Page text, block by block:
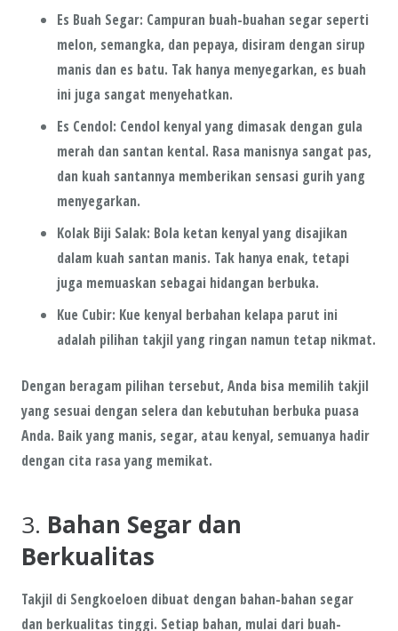
Es Buah Segar: Campuran buah-buahan segar seperti
melon, semangka, dan pepaya, disiram dengan sirup
manis dan es batu. Tak hanya menyegarkan, es buah
ini juga sangat menyehatkan.
Es Cendol: Cendol kenyal yang dimasak dengan gula
merah dan santan kental. Rasa manisnya sangat pas,
dan kuah santannya memberikan sensasi gurih yang
menyegarkan.
Kolak Biji Salak: Bola ketan kenyal yang disajikan
dalam kuah santan manis. Tak hanya enak, tetapi
juga memuaskan sebagai hidangan berbuka.
Kue Cubir: Kue kenyal berbahan kelapa parut ini
adalah pilihan takjil yang ringan namun tetap nikmat.
Dengan beragam pilihan tersebut, Anda bisa memilih takjil
yang sesuai dengan selera dan kebutuhan berbuka puasa
Anda. Baik yang manis, segar, atau kenyal, semuanya hadir
dengan cita rasa yang memikat.
3. Bahan Segar dan
Berkualitas
Takjil di Sengkoeloen dibuat dengan bahan-bahan segar
dan berkualitas tinggi. Setiap bahan, mulai dari buah-